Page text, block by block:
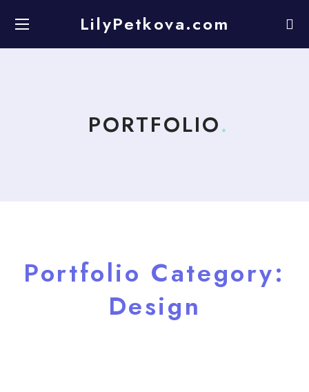
LilyPetkova.com
PORTFOLIO
Portfolio Category:
Design